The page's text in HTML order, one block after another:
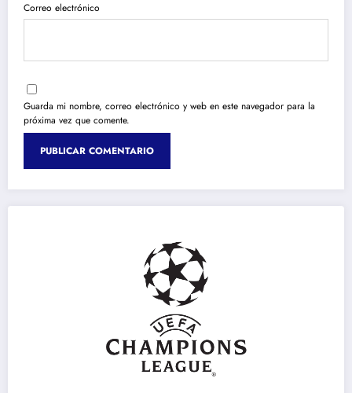
Correo electrónico
Guarda mi nombre, correo electrónico y web en este navegador para la
próxima vez que comente.